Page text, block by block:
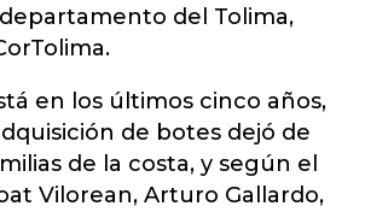
del Tolima,
en los últimos cinco años,
de botes dejó de
de la costa, y según el
Vilorean, Arturo Gallardo,